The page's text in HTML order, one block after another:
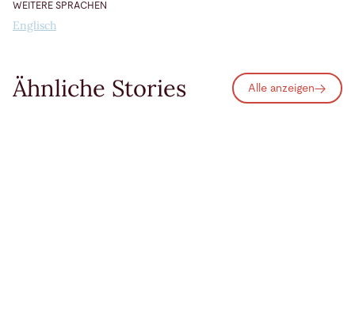
WEITERE SPRACHEN
Englisch
Ähnliche Stories Alle anzeigen